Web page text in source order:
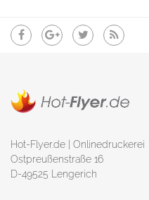
Hot-Flyer.de | Onlinedruckerei
Ostpreußenstraße 16
D-49525 Lengerich